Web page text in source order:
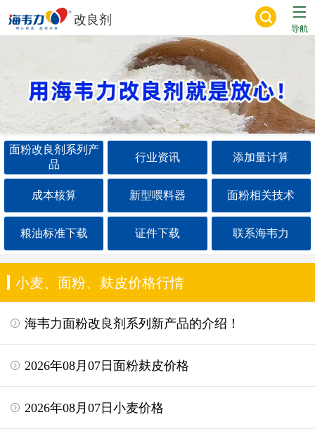
改良剂
导航
面粉改良剂系列产
品
行业资讯 添加量计算
成本核算 新型喂料器 面粉相关技术
粮油标准下载 证件下载 联系海韦力
小麦、面粉、麸皮价格行情
海韦力面粉改良剂系列新产品的介绍！
2026年08月07日面粉麸皮价格
2026年08月07日小麦价格